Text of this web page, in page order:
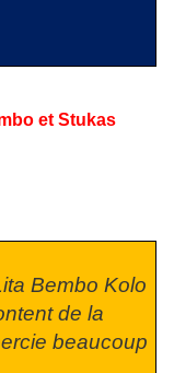
et Stukas
Bembo Kolo
de la
beaucoup